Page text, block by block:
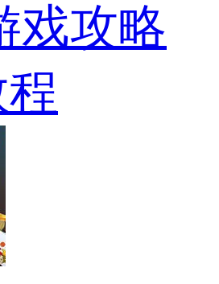
戏攻略